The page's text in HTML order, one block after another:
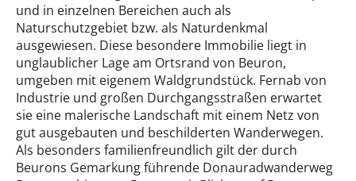
und in einzelnen Bereichen auch als
Naturschutzgebiet bzw. als Naturdenkmal
ausgewiesen. Diese besondere Immobilie liegt in
unglaublicher Lage am Ortsrand von Beuron,
umgeben mit eigenem Waldgrundstück. Fernab von
Industrie und großen Durchgangsstraßen erwartet
sie eine malerische Landschaft mit einem Netz von
gut ausgebauten und beschilderten Wanderwegen.
Als besonders familienfreundlich gilt der durch
Beurons Gemarkung führende Donauradwanderweg